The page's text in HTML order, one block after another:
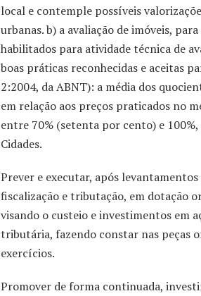
local e contemple possíveis
urbanas. b) a avaliação de imóveis,
habilitados para atividade técnica de
boas práticas reconhecidas e aceitas
2:2004, da ABNT): a média dos
em relação aos preços praticados no
entre 70% (setenta por cento) e
Cidades.
Prever e executar, após
fiscalização e tributação, em dotação
visando o custeio e investimentos em
tributária, fazendo constar nas peças
exercícios.
Promover de forma continuada,